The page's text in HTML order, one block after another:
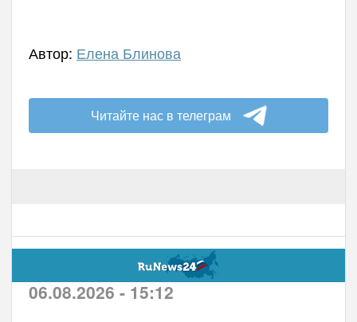
Автор: Елена Блинова
Читайте нас в телеграм
06.08.2026 - 15:12